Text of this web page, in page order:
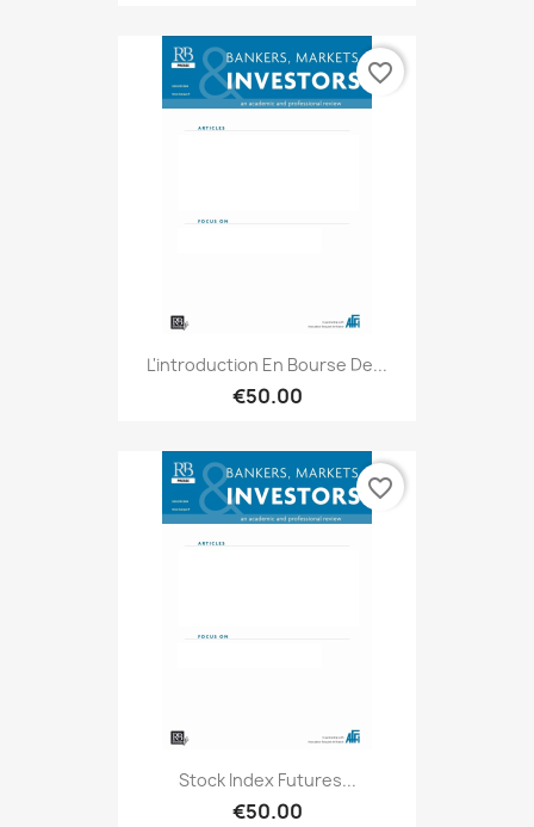
L'introduction En Bourse De...
€50.00
favorite_border
Stock Index Futures...
€50.00
favorite_border